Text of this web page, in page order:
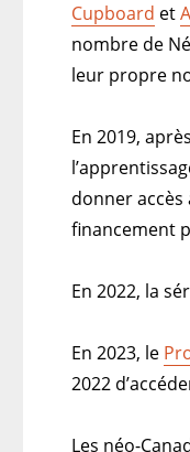
Cupboard et
nombre de
leur propre
En 2019,
donner
financement
En 2022, la
En 2023, le
2022
Les néo-